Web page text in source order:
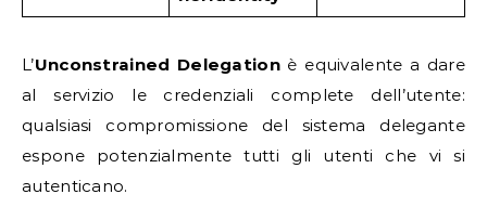
L’Unconstrained Delegationè equivalente a dare
al servizio le credenziali complete dell’utente:
qualsiasi compromissione del sistema delegante
espone potenzialmente tutti gli utenti che vi si
autenticano.